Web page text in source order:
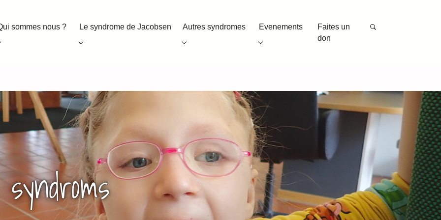
sommes nous ?
for "Qui sommes nous ?"
Le syndrome de Jacobsen
Submenu for "Le syndrome de Jacobsen"
Autres syndromes(current)
Submenu for "Autres syndromes"
Evenements
Submenu for "Evenements"
Faites un
don